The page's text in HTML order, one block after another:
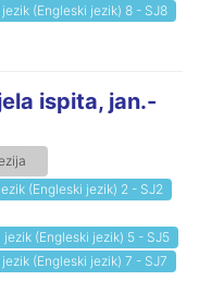
(Engleski jezik) 8 - SJ8
ispita, jan.-
(Engleski jezik) 2 - SJ2
jezik (Engleski jezik) 5 - SJ5
(Engleski jezik) 7 - SJ7